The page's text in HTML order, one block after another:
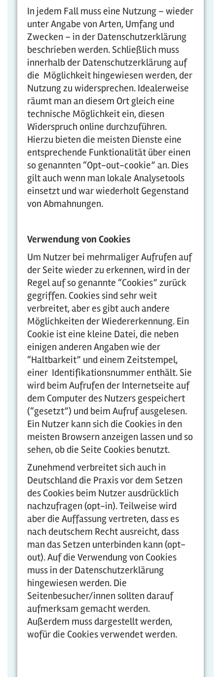
In jedem Fall muss eine Nutzung – wieder
unter Angabe von Arten, Umfang und
Zwecken – in der Datenschutzerklärung
beschrieben werden. Schließlich muss
innerhalb der Datenschutzerklärung auf
die Möglichkeit hingewiesen werden, der
Nutzung zu widersprechen. Idealerweise
räumt man an diesem Ort gleich eine
technische Möglichkeit ein, diesen
Widerspruch online durchzuführen.
Hierzu bieten die meisten Dienste eine
entsprechende Funktionalität über einen
so genannten “Opt-out-cookie” an. Dies
gilt auch wenn man lokale Analysetools
einsetzt und war wiederholt Gegenstand
von Abmahnungen.
Verwendung von Cookies
Um Nutzer bei mehrmaliger Aufrufen auf
der Seite wieder zu erkennen, wird in der
Regel auf so genannte “Cookies” zurück
gegriffen. Cookies sind sehr weit
verbreitet, aber es gibt auch andere
Möglichkeiten der Wiedererkennung. Ein
Cookie ist eine kleine Datei, die neben
einigen anderen Angaben wie der
“Haltbarkeit” und einem Zeitstempel,
einer Identifikationsnummer enthält. Sie
wird beim Aufrufen der Internetseite auf
dem Computer des Nutzers gespeichert
(“gesetzt”) und beim Aufruf ausgelesen.
Ein Nutzer kann sich die Cookies in den
meisten Browsern anzeigen lassen und so
sehen, ob die Seite Cookies benutzt.
Zunehmend verbreitet sich auch in
Deutschland die Praxis vor dem Setzen
des Cookies beim Nutzer ausdrücklich
nachzufragen (opt-in). Teilweise wird
aber die Auffassung vertreten, dass es
nach deutschem Recht ausreicht, dass
man das Setzen unterbinden kann (opt-
out). Auf die Verwendung von Cookies
muss in der Datenschutzerklärung
hingewiesen werden. Die
Seitenbesucher/innen sollten darauf
aufmerksam gemacht werden.
Außerdem muss dargestellt werden,
wofür die Cookies verwendet werden.